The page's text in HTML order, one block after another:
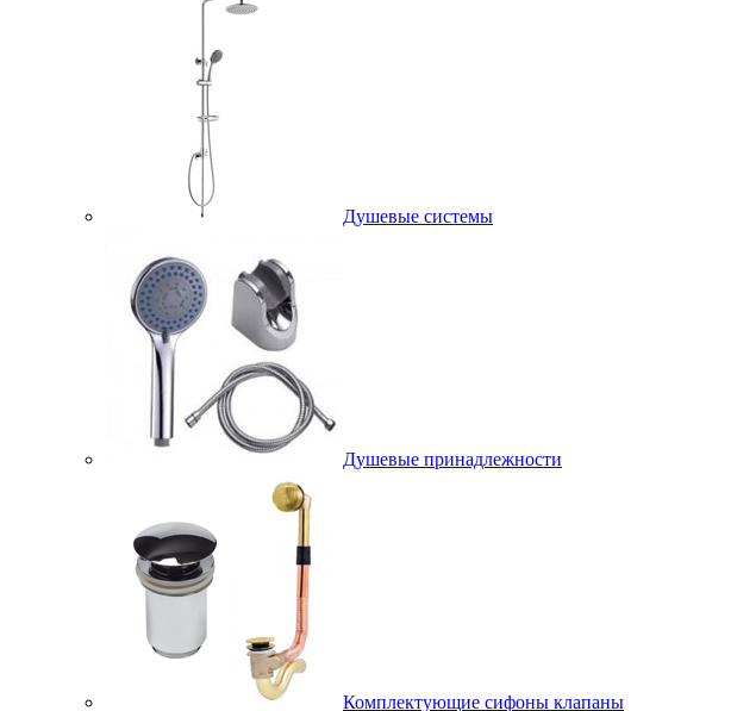
Душевые системы
Душевые принадлежности
Комплектующие сифоны клапаны